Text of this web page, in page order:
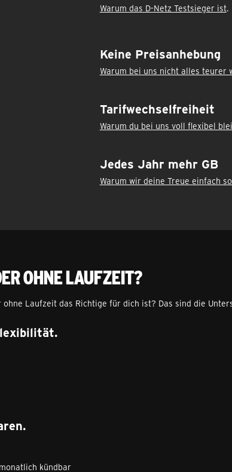
Warum das D-Netz Testsieger ist.
Keine Preisanhebung
Warum bei uns nicht alles teurer
Tarifwechsel­freiheit
Warum du bei uns voll flexibel
Jedes Jahr mehr GB
Warum wir deine Treue einfach
ohne Laufzeit?
Laufzeit das Richtige für dich ist? Das sind die
kündbar